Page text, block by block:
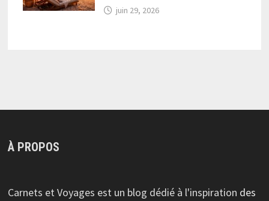
juin 29, 2026
À PROPOS
Carnets et Voyages est un blog dédié à l'inspiration des